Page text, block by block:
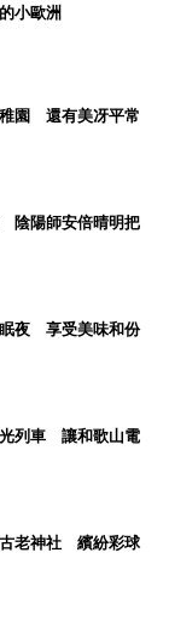
小歐洲
稚園 還有美冴平常
陰陽師安倍晴明把
眠夜 享受美味和份
光列車 讓和歌山電
古老神社 繽紛彩球